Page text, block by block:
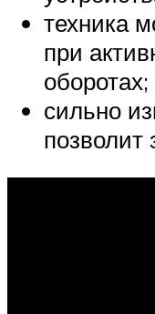
техника
при
оборотах;
сильно
позволит